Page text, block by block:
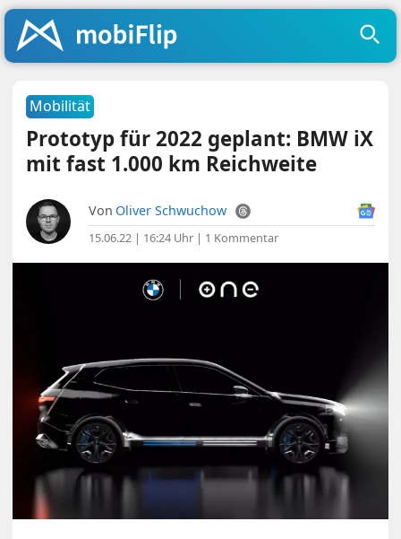
Mobilität
Prototyp für 2022 geplant: BMW iX
mit fast 1.000 km Reichweite
Von Oliver Schwuchow
15.06.22 | 16:24 Uhr | 1 Kommentar